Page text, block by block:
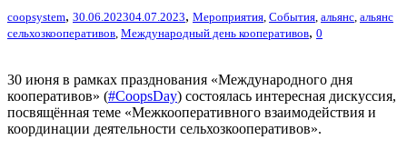
coopsystem, 30.06.202304.07.2023, Мероприятия События альянс альянс
сельхозкооперативов Международный день кооперативов, 0
30 июня в рамках празднования «Международного дня
кооперативов» (#CoopsDay) состоялась интересная дискуссия,
посвящённая теме «Межкооперативного взаимодействия и
координации деятельности сельхозкооперативов».